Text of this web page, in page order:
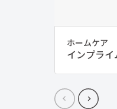
ホームケア
インプラ